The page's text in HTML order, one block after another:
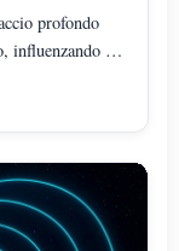
profondo
influenzando i